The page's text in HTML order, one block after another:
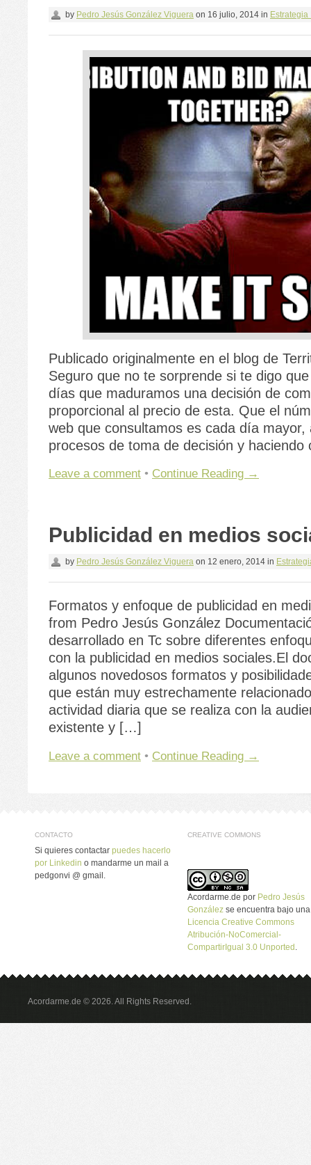
by Pedro Jesús González Viguera on 16 julio, 2014 in Estrategia
Publicado originalmente en el blog de
Seguro que no te sorprende si te digo
días que maduramos una decisión de
proporcional al precio de esta. Que el
web que consultamos es cada día mayor,
procesos de toma de decisión y
Leave a comment • Continue Reading →
Publicidad en medios
by Pedro Jesús González Viguera on 12 enero, 2014 in
Formatos y enfoque de publicidad en
from Pedro Jesús González
desarrollado en Tc sobre diferentes
con la publicidad en medios sociales.El
algunos novedosos formatos y
que están muy estrechamente
actividad diaria que se realiza con la
existente y […]
Leave a comment • Continue Reading →
CONTACTO
Si quieres contactar puedes hacerlo
por Linkedin o mandarme un mail a
pedgonvi @ gmail.
CREATIVE COMMONS
Acordarme.de por Pedro Jesús
González se encuentra bajo una
Licencia Creative Commons
Atribución-NoComercial-
CompartirIgual 3.0 Unported .
Acordarme.de © 2026. All Rights Reserved.